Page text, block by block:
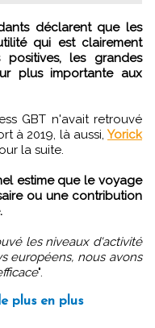
qui est clairement
les grandes
plus importante aux
GBT n'avait retrouvé
à 2019, là aussi,Yorick
la suite.
estime que le voyage
ou une contribution
les niveaux d'activité
européens, nous avons
".
plus en plus